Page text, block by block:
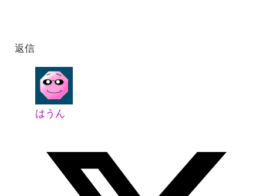
返信
はうん